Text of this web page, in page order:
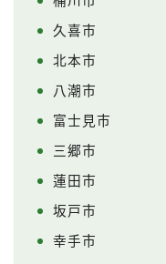
久喜市
北本市
八潮市
富士見市
三郷市
蓮田市
坂戸市
幸手市